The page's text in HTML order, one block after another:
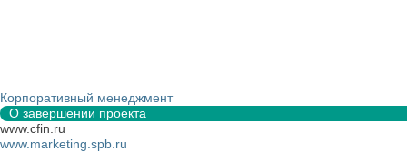
Корпоративный менеджмент
О завершении проекта
www.cfin.ru
www.marketing.spb.ru